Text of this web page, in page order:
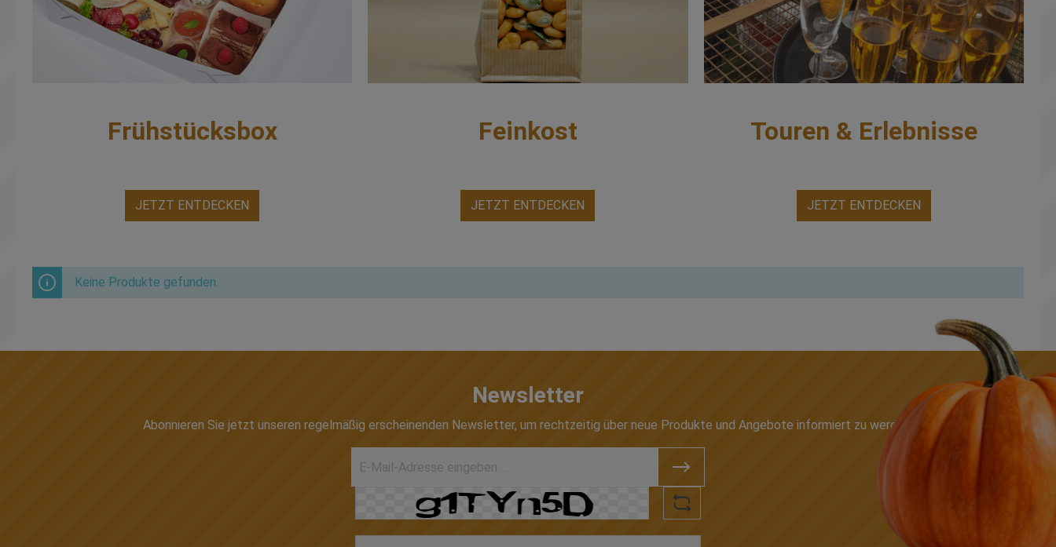
Frühstücksbox
JETZT ENTDECKEN
Feinkost
JETZT ENTDECKEN
Touren & Erlebnisse
JETZT ENTDECKEN
Keine Produkte gefunden.
Newsletter
Abonnieren Sie jetzt unseren regelmäßig erscheinenden Newsletter, um rechtzeitig über neue Produkte und Angebote informiert zu werden.